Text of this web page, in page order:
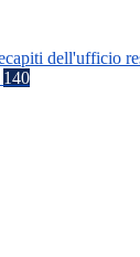
dell'ufficio
140